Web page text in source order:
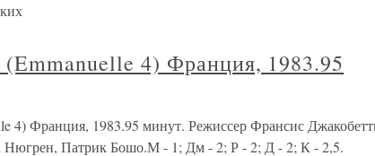
4) Франция, 1983.95
Франция, 1983.95 минут. Режиссер Франсис
Нюгрен, Патрик Бошо.М - 1; Дм - 2; Р - 2; Д - 2; К - 2,5.